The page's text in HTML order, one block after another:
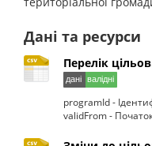
Дані та ресурси
Перелік
programId -
validFrom -